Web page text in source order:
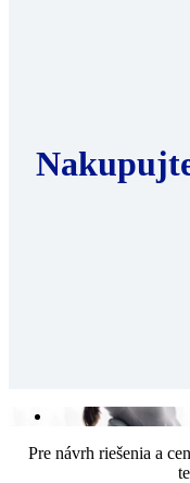
Pre návrh riešenia a